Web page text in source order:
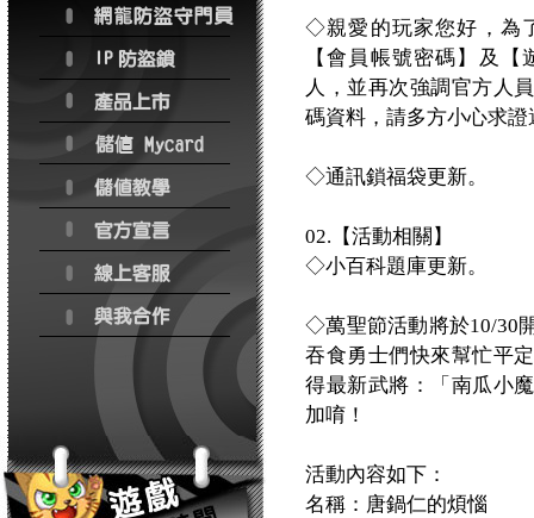
◇親愛的玩家您好，為
【會員帳號密碼】及
人，並再次強調官方人
碼資料，請多方小心求
◇通訊鎖福袋更新。
02.【活動相關】
◇小百科題庫更新。
◇萬聖節活動將於10/30
吞食勇士們快來幫忙平
得最新武將：「南瓜小
加唷！
活動內容如下：
名稱：唐鍋仁的煩惱